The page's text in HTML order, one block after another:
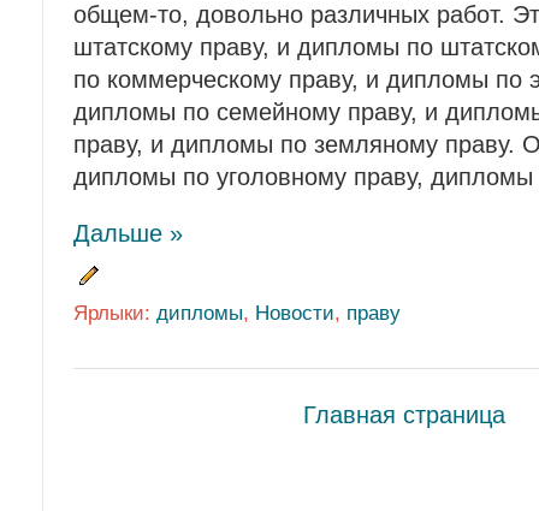
общем-то, довольно различных работ.
штатскому праву, и дипломы по
по коммерческому праву, и дипломы по
дипломы по семейному праву, и
праву, и дипломы по земляному праву.
дипломы по уголовному праву, дипломы
Дальше »
Ярлыки: дипломы, Новости, праву
Главная страница